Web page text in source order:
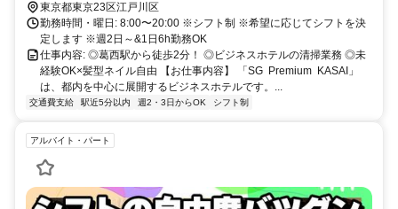
東京都東京23区江戸川区
勤務時間・曜日: 8:00〜20:00 ※シフト制 ※希望に応じてシフトを決
定します ※週2日～&1日6h勤務OK
仕事内容: ◎葛西駅から徒歩2分！ ◎ビジネスホテルの清掃業務 ◎未
経験OK×髪型ネイル自由 【お仕事内容】 「SG Premium KASAI」
は、都内を中心に展開するビジネスホテルです。...
交通費支給 駅近5分以内 週2・3日からOK シフト制
アルバイト・パート